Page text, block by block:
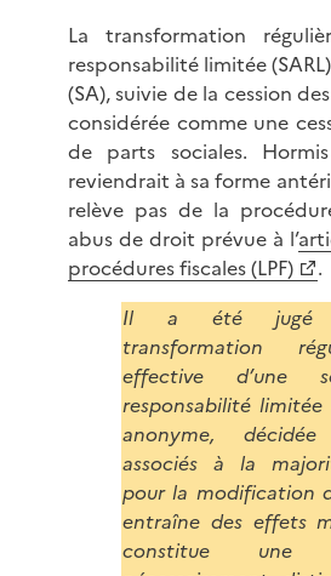
La transformation
responsabilité limitée
(SA), suivie de la cession
considérée comme une
de parts sociales.
reviendrait à sa forme
relève pas de la
abus de droit prévue à l’
procédures fiscales (LPF)
.
Il a été jugé
transformation
effective d’une
responsabilité
anonyme,
associés à la
pour la modification
entraîne des effets
constitue une